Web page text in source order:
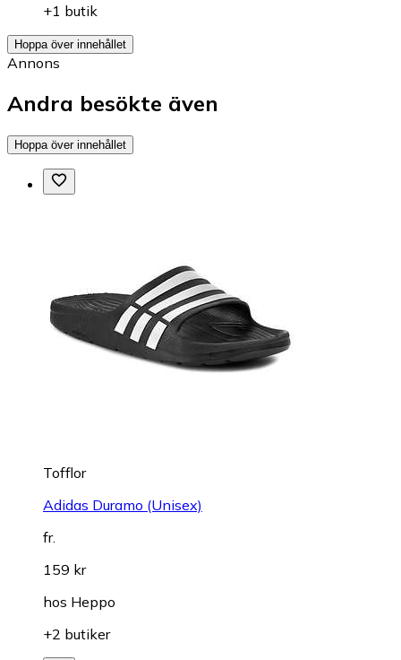
+1 butik
Hoppa över innehållet
Annons
Andra besökte även
Hoppa över innehållet
Tofflor
Adidas Duramo (Unisex)
fr.
159 kr
hos Heppo
+2 butiker